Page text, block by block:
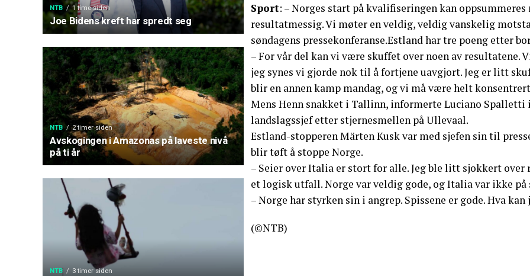
NTB 1 time siden
Joe Bidens kreft har spredt seg
NTB 2 timer siden
Avskogingen i Amazonas på laveste nivå
på ti år
NTB 3 timer siden
Sport: – Norges start på kvalifiseringen kan
resultatmessig. Vi møter en veldig, veldig vanskelig
søndagens pressekonferanse.Estland har tre poeng etter
– For vår del kan vi være skuffet over noen av resultatene.
jeg synes vi gjorde nok til å fortjene uavgjort. Jeg er litt
blir en annen kamp mandag, og vi må være helt konsentrert
Mens Henn snakket i Tallinn, informerte Luciano
landslagssjef etter stjernesmellen på Ullevaal.
Estland-stopperen Märten Kusk var med sjefen sin til
blir tøft å stoppe Norge.
– Seier over Italia er stort for alle. Jeg ble litt sjokkert
et logisk utfall. Norge var veldig gode, og Italia var ikke
– Norge har styrken sin i angrep. Spissene er gode. Hva kan
(©NTB)